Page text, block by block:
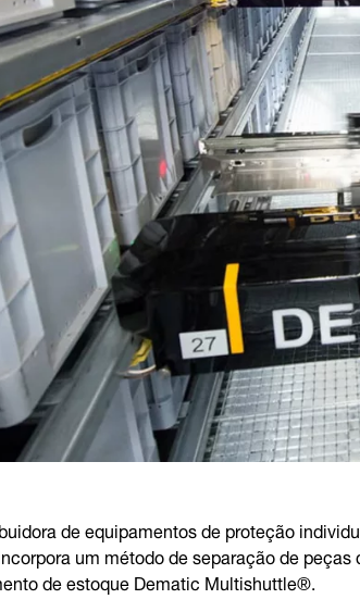
de equipamentos de proteção
um método de separação de
de estoque Dematic Multishuttle®.